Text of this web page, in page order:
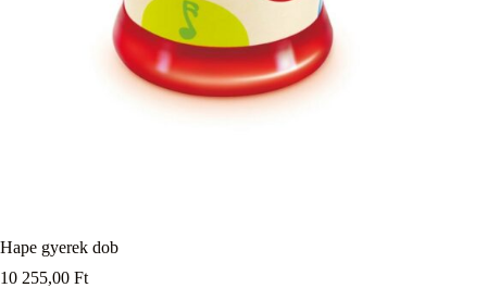
Hape gyerek dob
10 255,00 Ft